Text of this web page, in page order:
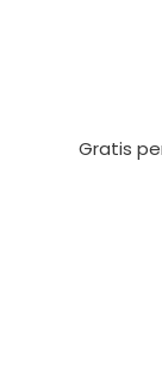
Gratis